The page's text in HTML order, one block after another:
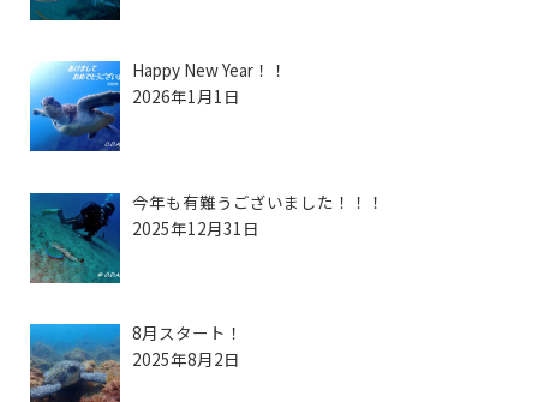
Happy New Year！！
2026年1月1日
今年も有難うございました！！！
2025年12月31日
8月スタート！
2025年8月2日